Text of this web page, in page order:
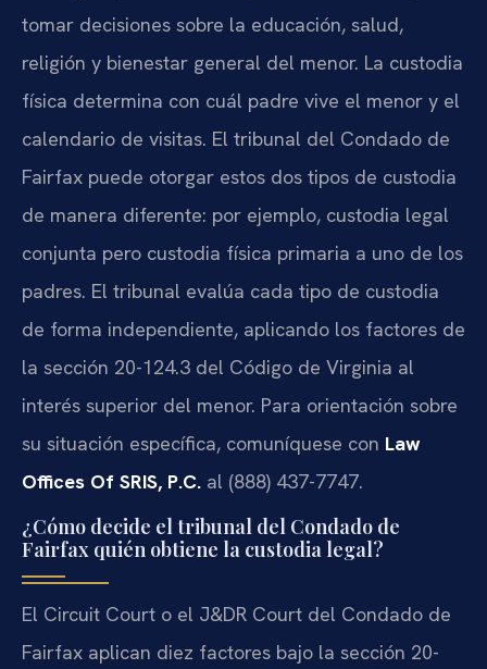
tomar decisiones sobre la educación, salud,
religión y bienestar general del menor. La custodia
física determina con cuál padre vive el menor y el
calendario de visitas. El tribunal del Condado de
Fairfax puede otorgar estos dos tipos de custodia
de manera diferente: por ejemplo, custodia legal
conjunta pero custodia física primaria a uno de los
padres. El tribunal evalúa cada tipo de custodia
de forma independiente, aplicando los factores de
la sección 20-124.3 del Código de Virginia al
interés superior del menor. Para orientación sobre
su situación específica, comuníquese con Law
Offices Of SRIS, P.C. al (888) 437-7747.
¿Cómo decide el tribunal del Condado de
Fairfax quién obtiene la custodia legal?
El Circuit Court o el J&DR Court del Condado de
Fairfax aplican diez factores bajo la sección 20-